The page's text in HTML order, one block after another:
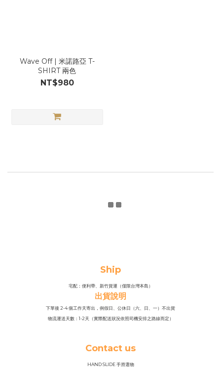
Wave Off | 米諾路亞 T-
SHIRT 兩色
NT$980
Ship
宅配：便利帶、新竹貨運（僅限台灣本島）
出貨說明
下單後 2-4 個工作天寄出，例假日、公休日（六、日、一）不出貨
物流運送天數：1-2天（實際配送狀況依照司機安排之路線而定）
Contact us
HAND SLIDE 手滑選物